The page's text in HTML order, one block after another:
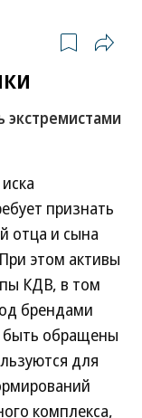
экстремистами
признать
отца и сына
этом активы
КДВ, в том
брендами
обращены
для
комплекса,